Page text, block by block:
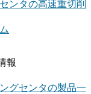
ンタの高速重切削
報
グセンタの製品一